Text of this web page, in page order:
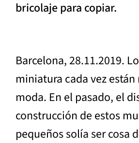
bricolaje para copiar.
Barcelona, 28.11.2019.
miniatura cada vez están
moda. En el pasado, el
construcción de estos
pequeños solía ser cosa